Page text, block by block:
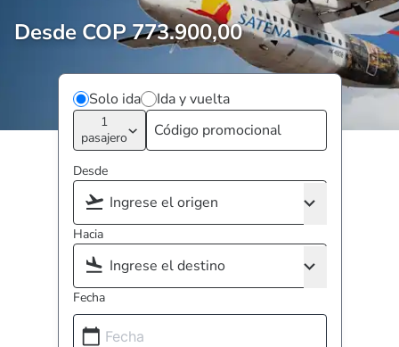
Desde COP 773.900,00
Solo ida Ida y vuelta
1
pasajero
Desde
Hacia
Fecha